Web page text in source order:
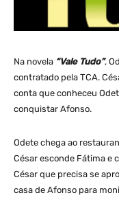
Na novela “Vale Tudo”,
contratado pela TCA.
conta que conheceu
conquistar Afonso.
Odete chega ao
César esconde Fátima e
César que precisa se
casa de Afonso para